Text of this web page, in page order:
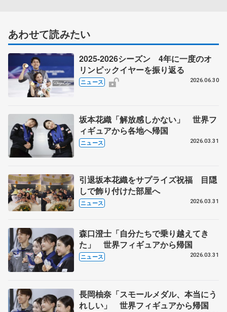
あわせて読みたい
2025-2026シーズン 4年に一度のオ
リンピックイヤーを振り返る
ニュース 2026.06.30
坂本花織「解放感しかない」 世界フ
ィギュアから各地へ帰国
ニュース 2026.03.31
引退坂本花織をサプライズ祝福 目隠
しで飾り付けた部屋へ
ニュース 2026.03.31
森口澄士「自分たちで乗り越えてき
た」 世界フィギュアから帰国
ニュース 2026.03.31
長岡柚奈「スモールメダル、本当にう
れしい」 世界フィギュアから帰国